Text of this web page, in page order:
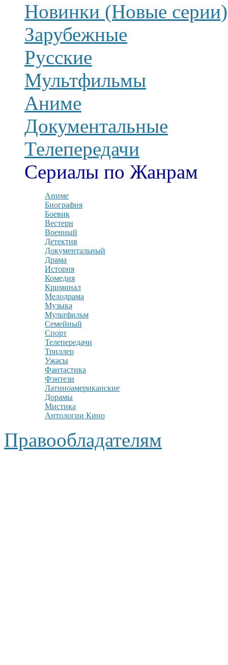
Новинки (Новые серии)
Зарубежные
Русские
Мультфильмы
Аниме
Документальные
Телепередачи
Сериалы по Жанрам
Аниме
Биография
Боевик
Вестерн
Военный
Детектив
Документальный
Драма
История
Комедия
Криминал
Мелодрама
Музыка
Мультфильм
Семейный
Спорт
Телепередачи
Триллер
Ужасы
Фантастика
Фэнтези
Латиноамериканские
Дорамы
Мистика
Антологии Кино
Правообладателям